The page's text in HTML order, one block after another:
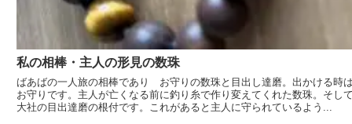
私の相棒・主人の形見の数珠
ばあばの一人旅の相棒であり お守りの数珠と目出し達磨。出かける時
お守りです。主人が亡くなる前に釣り糸で作り変えてくれた数珠。そし
大社の目出達磨の根付です。これがあると主人に守られているよう...